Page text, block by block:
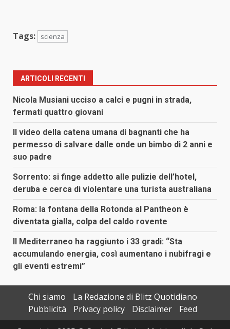
Tags: scienza
ARTICOLI RECENTI
Nicola Musiani ucciso a calci e pugni in strada,
fermati quattro giovani
Il video della catena umana di bagnanti che ha
permesso di salvare dalle onde un bimbo di 2 anni e
suo padre
Sorrento: si finge addetto alle pulizie dell’hotel,
deruba e cerca di violentare una turista australiana
Roma: la fontana della Rotonda al Pantheon è
diventata gialla, colpa del caldo rovente
Il Mediterraneo ha raggiunto i 33 gradi: “Sta
accumulando energia, così aumentano i nubifragi e
gli eventi estremi”
Chi siamo
La Redazione di Blitz Quotidiano
Pubblicità
Privacy policy Disclaimer
Feed